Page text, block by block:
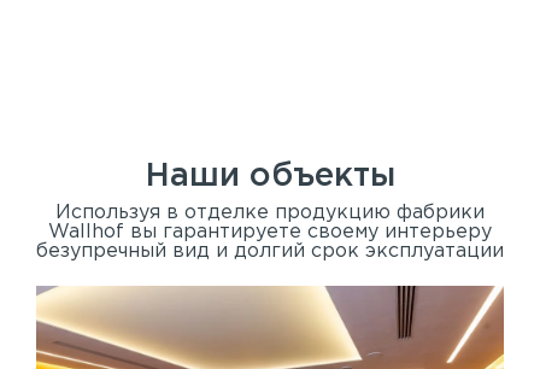
Наши объекты
Используя в отделке продукцию фабрики
Wallhof вы гарантируете своему интерьеру
безупречный вид и долгий срок эксплуатации